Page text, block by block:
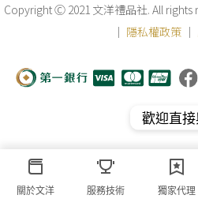
Copyright Ⓒ 2021 文洋禮品社. All rights
｜ 隱私權政策｜
關於文洋 服務技術 獨家代理
歡迎直接